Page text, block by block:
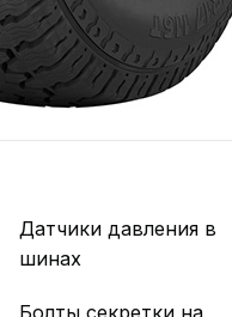
Датчики давления в
шинах
Болты секретки на